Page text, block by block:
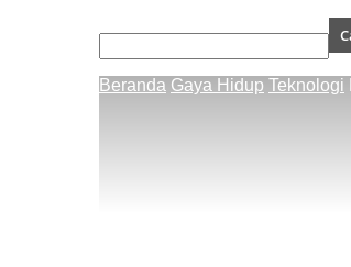
Beranda Gaya Hidup Teknologi